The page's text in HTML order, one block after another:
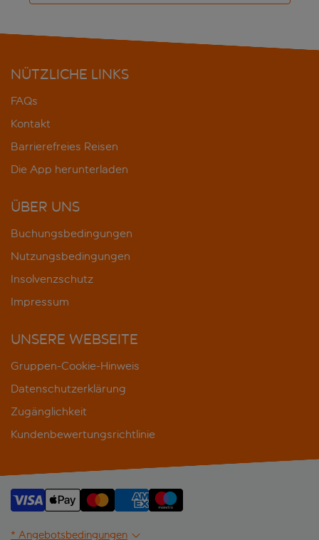
NÜTZLICHE LINKS
FAQs
Kontakt
Barrierefreies Reisen
Die App herunterladen
ÜBER UNS
Buchungsbedingungen
Nutzungsbedingungen
Insolvenzschutz
Impressum
UNSERE WEBSEITE
Gruppen-Cookie-Hinweis
Datenschutzerklärung
Zugänglichkeit
Kundenbewertungsrichtlinie
* Angebotsbedingungen